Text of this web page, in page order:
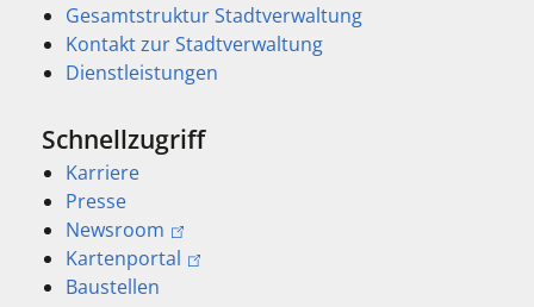
Gesamtstruktur Stadtverwaltung
Kontakt zur Stadtverwaltung
Dienstleistungen
Schnellzugriff
Karriere
Presse
Newsroom
Kartenportal
Baustellen